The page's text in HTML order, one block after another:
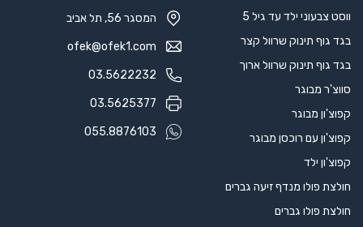
ווסט צבעוני ילד עד גיל 5
בגד גוף תינוק שרוול קצר
בגד גוף תינוק שרוול ארוך
סווצ'ר מבוגר
קפוצ'ון מבוגר
קפוצ'ון עם רוכסן מבוגר
קפוצ'ון ילד
חולצת פולו מנדף זיעה גברים
חולצת פולו גברים
המסגר 56, תל אביב
ofek@ofek1.com
03.5622232
03.5625377
055.8876103